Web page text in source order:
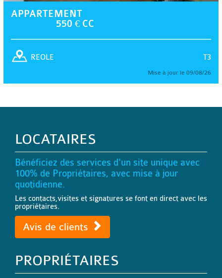
APPARTEMENT
550 € CC
T3
REOLE
Mise à jour le 09/08/26
LOCATAIRES
Bénéficiez des services d'un site unique avec
100% de Propriétaires, avec mise à jour
quotidienne.
Les contacts,visites et signatures se font en direct avec les
propriétaires.
Avis de clients
PROPRIÉTAIRES